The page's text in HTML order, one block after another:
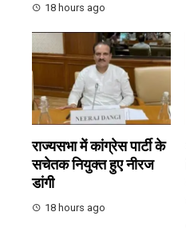
18 hours ago
राज्यसभा में कांग्रेस पार्टी के
सचेतक नियुक्त हुए नीरज
डांगी
18 hours ago